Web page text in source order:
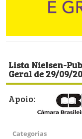
Lista Nielsen-
Geral de 29/09/
Apoio:
Categorias